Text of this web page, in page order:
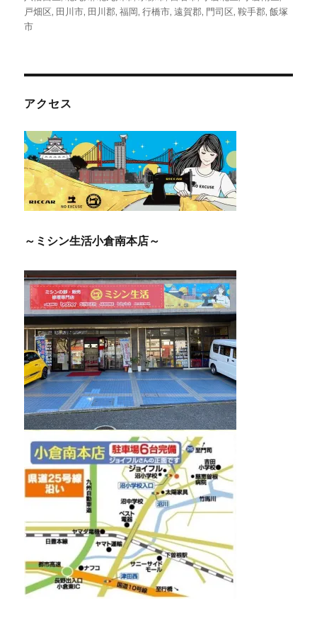
戸畑区, 田川市, 田川郡,福岡,行橋市,遠賀郡, 門司区,鞍手郡,飯塚
市
アクセス
～ミシン生活小倉南本店～